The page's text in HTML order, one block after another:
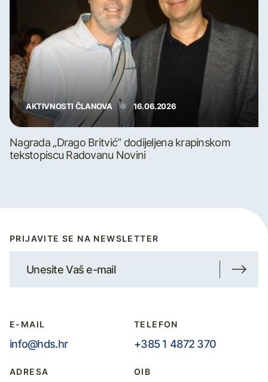
AKTIVNOSTI ČLANOVA 16.06.2026
Nagrada „Drago Britvić“ dodijeljena krapinskom
tekstopiscu Radovanu Novini
PRIJAVITE SE NA NEWSLETTER
E-MAIL
info@hds.hr
TELEFON
+385 1 4872 370
ADRESA OIB